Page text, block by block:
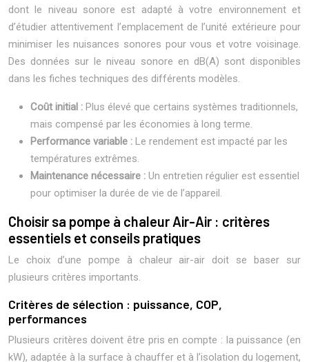
dont le niveau sonore est adapté à votre environnement et
d’étudier attentivement l’emplacement de l’unité extérieure pour
minimiser les nuisances sonores pour vous et votre voisinage.
Des données sur le niveau sonore en dB(A) sont disponibles
dans les fiches techniques des différents modèles.
Coût initial : Plus élevé que certains systèmes traditionnels,
mais compensé par les économies à long terme.
Performance variable : Le rendement est impacté par les
températures extrêmes.
Maintenance nécessaire : Un entretien régulier est essentiel
pour optimiser la durée de vie de l’appareil.
Choisir sa pompe à chaleur Air-Air : critères
essentiels et conseils pratiques
Le choix d’une pompe à chaleur air-air doit se baser sur
plusieurs critères importants.
Critères de sélection : puissance, COP,
performances
Plusieurs critères doivent être pris en compte : la puissance (en
kW), adaptée à la surface à chauffer et à l’isolation du logement,